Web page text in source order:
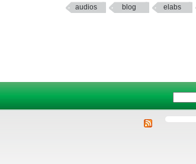
audios blog elabs